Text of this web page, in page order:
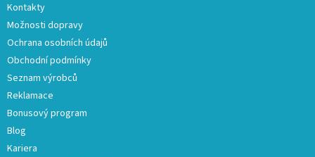
Kontakty
Možnosti dopravy
Ochrana osobních údajů
Obchodní podmínky
Seznam výrobců
Reklamace
Bonusový program
Blog
Kariera